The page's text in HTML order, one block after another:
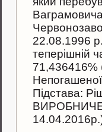
22.08.1996
теперiшнiй
71,436416%
Пiдстава:
ВИРОБНИЧЕ